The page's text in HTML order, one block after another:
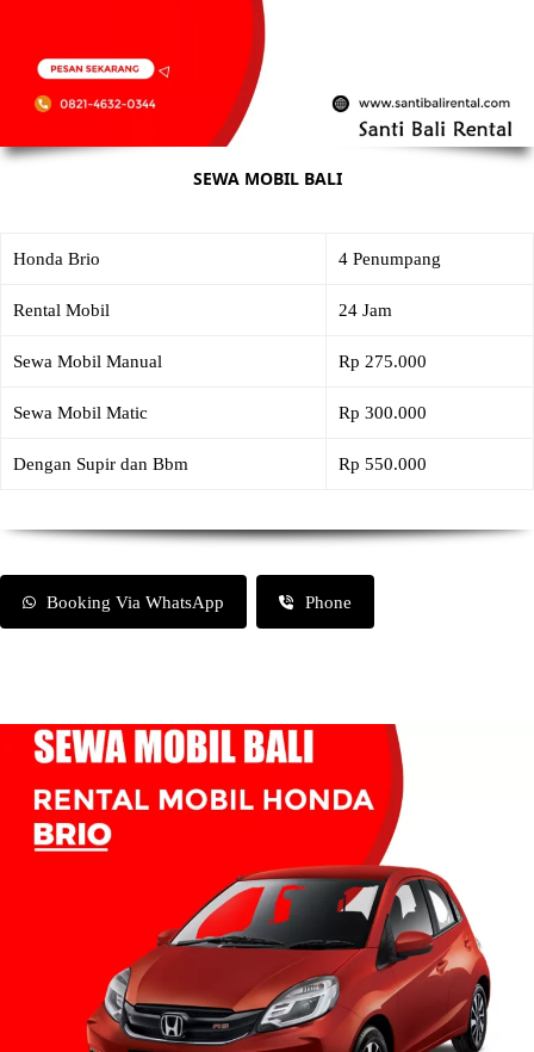
SEWA MOBIL BALI
Honda Brio 4 Penumpang
Rental Mobil 24 Jam
Sewa Mobil Manual Rp 275.000
Sewa Mobil Matic Rp 300.000
Dengan Supir dan Bbm Rp 550.000
Booking Via WhatsApp Phone